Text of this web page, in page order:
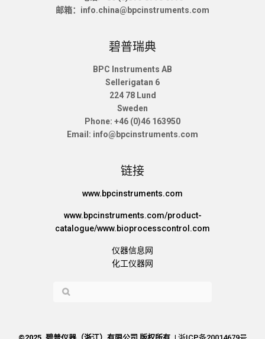
邮箱：info.china@bpcinstruments.com
碧普瑞典
BPC Instruments AB
Sellerigatan 6
224 78 Lund
Sweden
Phone: +46 (0)46 163950
Email: info@bpcinstruments.com
链接
www.bpcinstruments.com
www.bpcinstruments.com/product-
catalogue/www.bioprocesscontrol.com
仪器信息网
化工仪器网